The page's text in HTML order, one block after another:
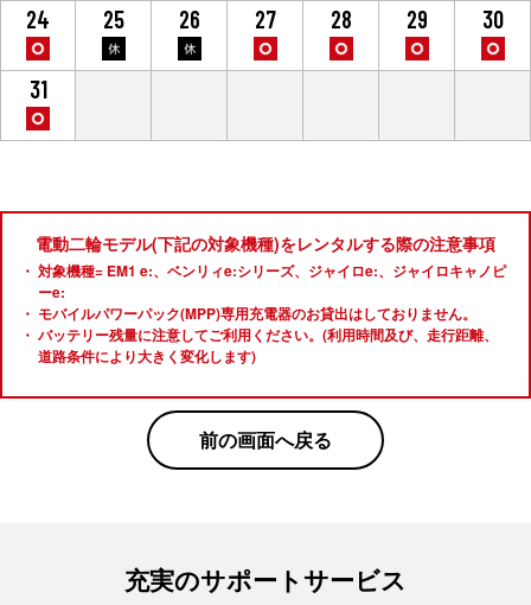
24 25 26 27 28 29 30
31
電動二輪モデル(下記の対象機種)をレンタルする際の注意事項
対象機種= EM1 e:、ベンリィe:シリーズ、ジャイロe:、ジャイロキャノピ
ーe:
モバイルパワーパック(MPP)専用充電器のお貸出はしておりません。
バッテリー残量に注意してご利用ください。(利用時間及び、走行距離、
道路条件により大きく変化します)
前の画面へ戻る
充実のサポートサービス